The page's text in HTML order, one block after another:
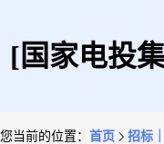
[国家电投
您当前的位置： 首页 招标